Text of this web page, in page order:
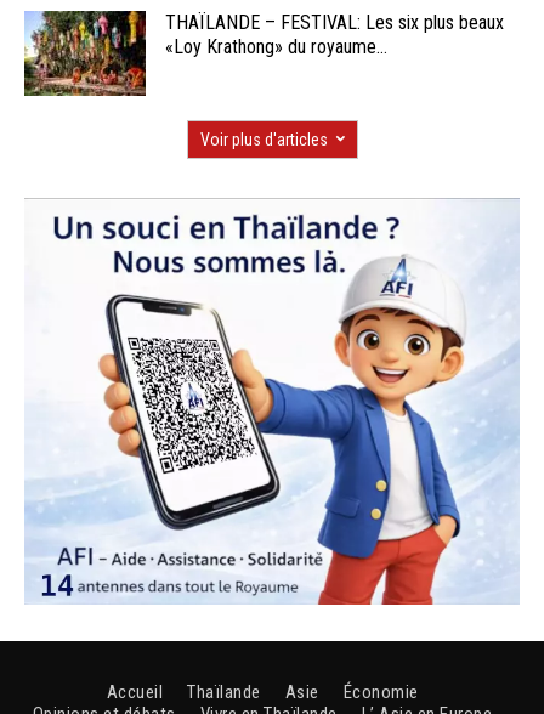
THAÏLANDE – FESTIVAL: Les six plus beaux
«Loy Krathong» du royaume...
Voir plus d'articles
Accueil Thaïlande Asie
Économie